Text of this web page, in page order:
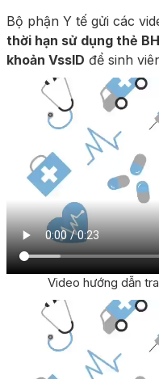
Bộ phận Y tế gửi các
thời hạn sử dụng thẻ
khoản VssID để sinh
Video hướng dẫn